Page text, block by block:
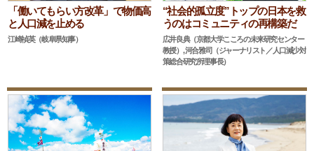
「働いてもらい方改革」で物価高
と人口減を止める
江崎禎英（岐阜県知事）
“社会的孤立度”トップの日本を救
うのはコミュニティの再構築だ
広井良典（京都大学こころの未来研究センター
教授）, 河合雅司（ジャーナリスト／人口減少対
策総合研究所理事長）